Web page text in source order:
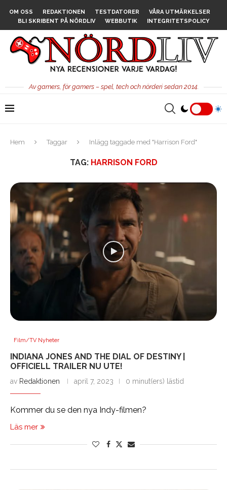
OM OSS REDAKTIONEN TESTDATORER
VÅRA UTMÄRKELSER
BLI SKRIBENT PÅ NÖRDLIV
WEBBUTIK INTEGRITETSPOLICY
Av gamers, för gamers – spel, tech och nörderi sedan 2014.
Hem Taggar Inlägg taggade med "Harrison Ford"
TAG: HARRISON FORD
Film/TV Nyheter
INDIANA JONES AND THE DIAL OF DESTINY |
OFFICIELL TRAILER NU UTE!
av Redaktionen april 7, 2023 0 minut(ers) lästid
Kommer du se den nya Indy-filmen?
Läs mer